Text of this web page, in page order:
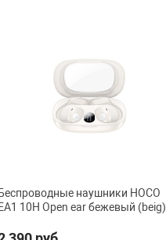
Беспроводные наушники HOCO
EA1 10H Open ear бежевый (beig)